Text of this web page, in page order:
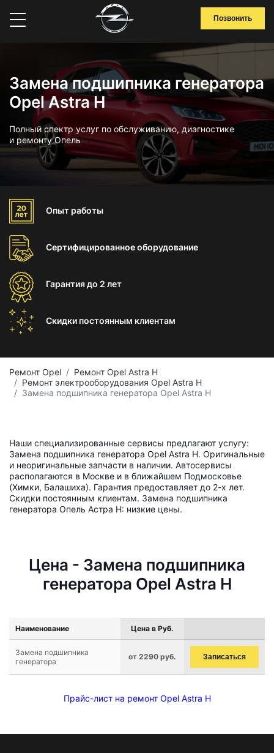
Позвонить
Замена подшипника генератора
Opel Astra H
Полный спектр услуг по обслуживанию, диагностике
и ремонту Опель
Опыт работы
Сертифицированноеоборудование
Гарантиядо 2 лет
Скидки постоянным клиентам
Ремонт Opel
Ремонт Opel Astra H
Ремонт электрооборудования Opel Astra H
Замена подшипника генератора Opel Astra H
Наши специализированные сервисы предлагают услугу:
Замена подшипника генератора Opel Astra H. Оригинальные
и неоригинальные запчасти в наличии. Автосервисы
располагаются в Москве и в ближайшем Подмосковье
(Химки, Балашиха). Гарантия предоставляет до 2-х лет.
Скидки постоянным клиентам. Замена подшипника
генератора Опель Астра H: низкие цены.
Цена - Замена подшипника
генератора Opel Astra H
Наименование Цена в Руб.
Замена подшипника
генератора
от 2290 руб. Записаться
Прайс-лист на ремонт Opel Astra H